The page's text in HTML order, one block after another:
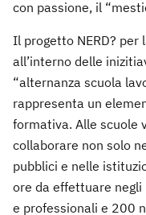
con passione, il
Il progetto NERD?
all’interno delle
“alternanza scuola
rappresenta un
formativa. Alle scuole
collaborare non solo
pubblici e nelle
ore da effettuare
e professionali e 200